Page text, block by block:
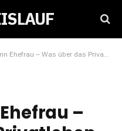
Was über das Privatleben des Star-Produzenten bekannt ist
–